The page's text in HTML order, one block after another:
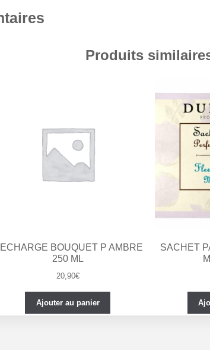
Produits
BOUQUET P AMBRE
250 ML
20,90€
Ajouter au panier
SACHET